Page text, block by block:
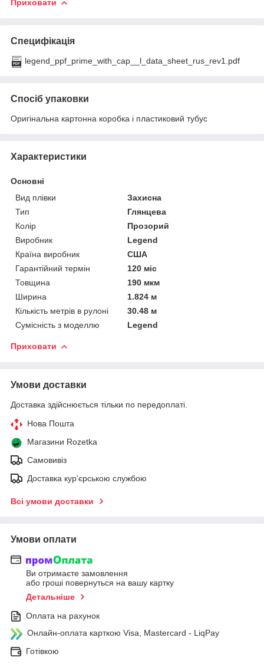
Приховати
Специфікація
legend_ppf_prime_with_cap__l_data_sheet_rus_rev1.pdf
Спосіб упаковки
Оригінальна картонна коробка і пластиковий тубус
Характеристики
Основні
Вид плівки
Захисна
Тип
Глянцева
Колір
Прозорий
Виробник
Legend
Країна виробник
США
Гарантійний термін
120 міс
Товщина
190 мкм
Ширина
1.824 м
Кількість метрів в рулоні
30.48 м
Сумісність з моделлю
Legend
Приховати
Умови доставки
Доставка здійснюється тільки по передоплаті.
Нова Пошта
Магазини Rozetka
Самовивіз
Доставка кур'єрською службою
Всі умови доставки
Умови оплати
Ви отримаєте замовлення
або гроші повернуться на вашу картку
Детальніше
Оплата на рахунок
Онлайн-оплата карткою Visa, Mastercard - LiqPay
Готівкою